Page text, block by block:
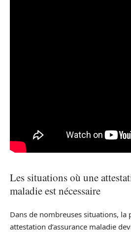
Les situations où une
maladie est nécessaire
Dans de nombreuses situations, la
attestation d’assurance maladie